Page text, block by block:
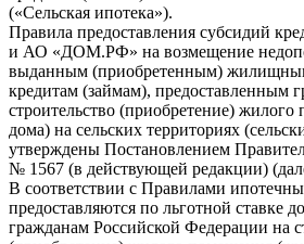
(«Сельская ипотека»).
Правила предоставления субсидий
и АО «ДОМ.РФ» на возмещение
выданным (приобретенным)
кредитам (займам), предоставленным
строительство (приобретение)
дома) на сельских территориях
утверждены Постановлением
№ 1567 (в действующей редакции)
В соответствии с Правилами
предоставляются по льготной ставке
гражданам Российской Федерации на